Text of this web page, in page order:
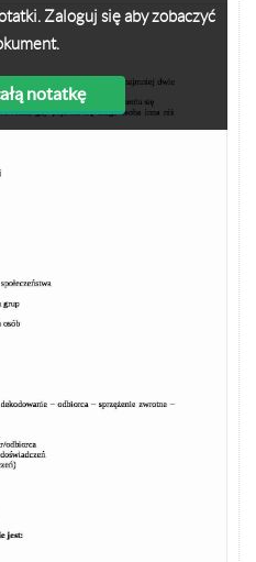
Zaloguj się aby zobaczyć
notatkę